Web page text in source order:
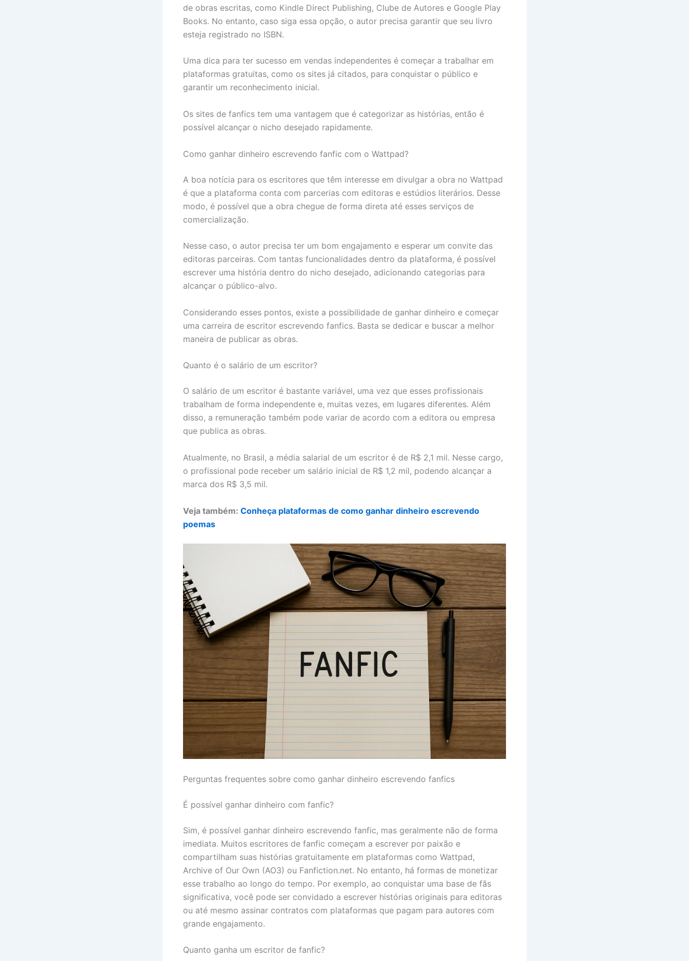
de obras escritas, como Kindle Direct Publishing, Clube de Autores e Google Play
Books. No entanto, caso siga essa opção, o autor precisa garantir que seu livro
esteja registrado no ISBN.
Uma dica para ter sucesso em vendas independentes é começar a trabalhar em
plataformas gratuitas, como os sites já citados, para conquistar o público e
garantir um reconhecimento inicial.
Os sites de fanfics tem uma vantagem que é categorizar as histórias, então é
possível alcançar o nicho desejado rapidamente.
Como ganhar dinheiro escrevendo fanfic com o Wattpad?
A boa notícia para os escritores que têm interesse em divulgar a obra no Wattpad
é que a plataforma conta com parcerias com editoras e estúdios literários. Desse
modo, é possível que a obra chegue de forma direta até esses serviços de
comercialização.
Nesse caso, o autor precisa ter um bom engajamento e esperar um convite das
editoras parceiras. Com tantas funcionalidades dentro da plataforma, é possível
escrever uma história dentro do nicho desejado, adicionando categorias para
alcançar o público-alvo.
Considerando esses pontos, existe a possibilidade de ganhar dinheiro e começar
uma carreira de escritor escrevendo fanfics. Basta se dedicar e buscar a melhor
maneira de publicar as obras.
Quanto é o salário de um escritor?
O salário de um escritor é bastante variável, uma vez que esses profissionais
trabalham de forma independente e, muitas vezes, em lugares diferentes. Além
disso, a remuneração também pode variar de acordo com a editora ou empresa
que publica as obras.
Atualmente, no Brasil, a média salarial de um escritor é de R$ 2,1 mil. Nesse cargo,
o profissional pode receber um salário inicial de R$ 1,2 mil, podendo alcançar a
marca dos R$ 3,5 mil.
Veja também: Conheça plataformas de como ganhar dinheiro escrevendo
poemas
Perguntas frequentes sobre como ganhar dinheiro escrevendo fanfics
É possível ganhar dinheiro com fanfic?
Sim, é possível ganhar dinheiro escrevendo fanfic, mas geralmente não de forma
imediata. Muitos escritores de fanfic começam a escrever por paixão e
compartilham suas histórias gratuitamente em plataformas como Wattpad,
Archive of Our Own (AO3) ou Fanfiction.net. No entanto, há formas de monetizar
esse trabalho ao longo do tempo. Por exemplo, ao conquistar uma base de fãs
significativa, você pode ser convidado a escrever histórias originais para editoras
ou até mesmo assinar contratos com plataformas que pagam para autores com
grande engajamento.
Quanto ganha um escritor de fanfic?